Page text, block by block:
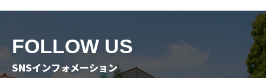
FOLLOW US
SNSインフォメーション